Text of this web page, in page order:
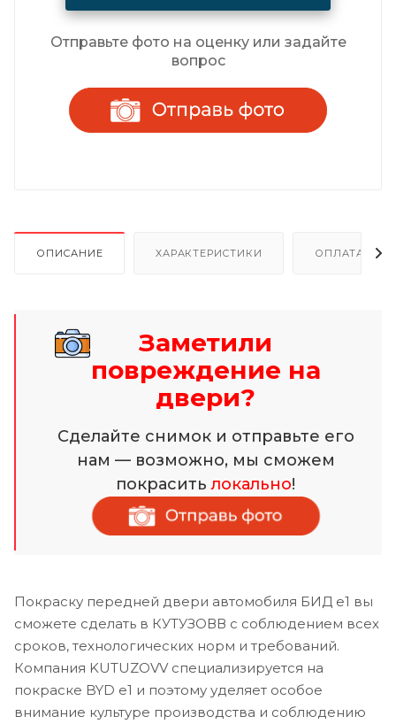
Отправьте фото на оценку или задайте
вопрос
ОПИСАНИЕ ХАРАКТЕРИСТИКИ ОПЛАТА И
Заметили
повреждение на
двери?
Сделайте снимок и отправьте его
нам — возможно, мы сможем
покраситьлокально!
Покраску передней двери автомобиля БИД е1 вы
сможете сделать в КУТУЗОВВ с соблюдением всех
сроков, технологических норм и требований.
Компания KUTUZOVV специализируется на
покраске BYD e1 и поэтому уделяет особое
внимание культуре производства и соблюдению